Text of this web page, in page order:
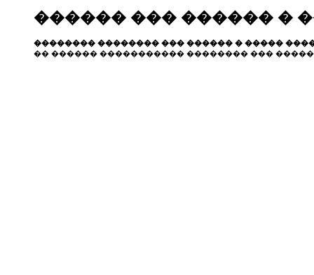
������ ��� ������ �
�������� �������� ��� ������ � �����
�� ������ ����������� �������� ���